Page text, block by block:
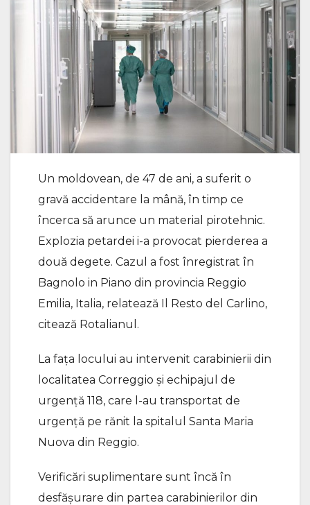
Un moldovean, de 47 de ani, a suferit o
gravă accidentare la mână, în timp ce
încerca să arunce un material pirotehnic.
Explozia petardei i-a provocat pierderea a
două degete. Cazul a fost înregistrat în
Bagnolo in Piano din provincia Reggio
Emilia, Italia, relatează Il Resto del Carlino,
citează Rotalianul.
La fața locului au intervenit carabinierii din
localitatea Correggio și echipajul de
urgență 118, care l-au transportat de
urgență pe rănit la spitalul Santa Maria
Nuova din Reggio.
Verificări suplimentare sunt încă în
desfășurare din partea carabinierilor din